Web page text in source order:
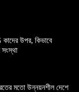
উপর, কিভাবে
সংস্থা
মতো উন্নয়নশীল দেশে